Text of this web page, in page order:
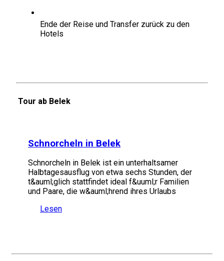
Ende der Reise und Transfer zurück zu den
Hotels
Tour ab Belek
Schnorcheln in Belek
Schnorcheln in Belek ist ein unterhaltsamer
Halbtagesausflug von etwa sechs Stunden, der
t&auml;glich stattfindet ideal f&uuml;r Familien
und Paare, die w&auml;hrend ihres Urlaubs
Lesen